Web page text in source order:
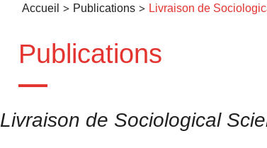
Accueil > Publications > Livraison de
Publications
Livraison de Sociological